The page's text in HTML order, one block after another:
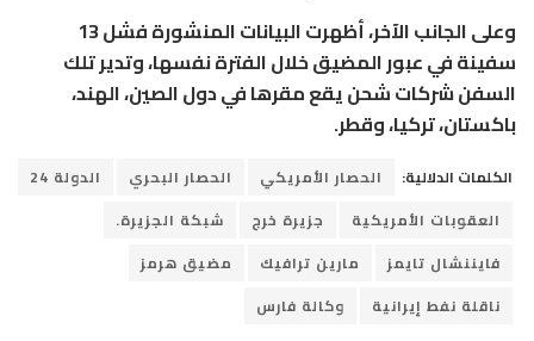
وعلى الجانب الآخر، أظهرت البيانات المنشورة فشل 13
سفينة في عبور المضيق خلال الفترة نفسها، وتدير تلك
السفن شركات شحن يقع مقرها في دول الصين، الهند،
باكستان، تركيا، وقطر.
الكلمات الدلالية: الحصار الأمريكي الحصار البحري
الدولة 24
العقوبات الأمريكية
جزيرة خرج
شبكة الجزيرة.
فايننشال تايمز
مارين ترافيك
مضيق هرمز
ناقلة نفط إيرانية
وكالة فارس